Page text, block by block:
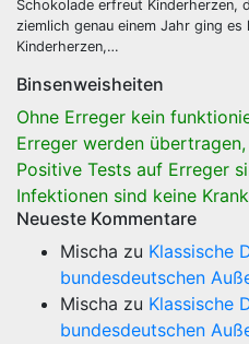
Schokolade erfreut Kinderherzen,
ziemlich genau einem Jahr ging es
Kinderherzen,…
Binsenweisheiten
Ohne Erreger kein
Erreger werden
Positive Tests auf Erreger
Infektionen sind keine
Neueste Kommentare
Mischa zu Klassische
bundesdeutschen
Mischa zu Klassische
bundesdeutschen